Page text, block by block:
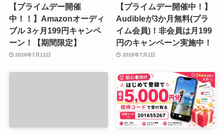
【プライムデー開催
中！！】Amazonオーディ
ブル 3ヶ月199円キャンペ
ーン！【期間限定】
2026年7月12日
【プライムデー開催中！】
Audibleが3か月無料(プラ
イム会員)！非会員は月199
円のキャンペーン実施中！
2026年7月2日